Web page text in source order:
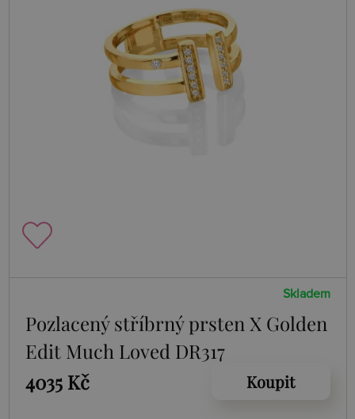
Skladem
Pozlacený stříbrný prsten X Golden
Edit Much Loved DR317
4035 Kč
Koupit